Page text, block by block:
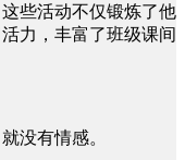
些活动不仅锻炼了他
力，丰富了班级课间
没有情感。